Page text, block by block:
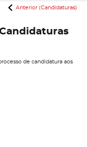
Anterior (Candidaturas)
de candidatura aos